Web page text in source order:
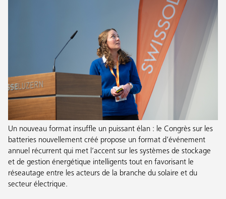
Un nouveau format insuffle un puissant élan : le Congrès sur les
batteries nouvellement créé propose un format d’événement
annuel récurrent qui met l’accent sur les systèmes de stockage
et de gestion énergétique intelligents tout en favorisant le
réseautage entre les acteurs de la branche du solaire et du
secteur électrique.